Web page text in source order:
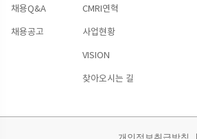
채용Q&A
채용공고
CMRI연혁
사업현황
VISION
찾아오시는 길